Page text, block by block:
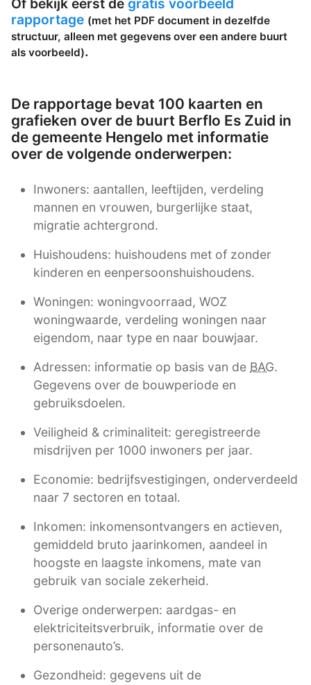
Of bekijk eerst de gratis voorbeeld
rapportage (met het PDF document in dezelfde
structuur, alleen met gegevens over een andere buurt
als voorbeeld).
De rapportage bevat 100 kaarten en
grafieken over de buurt Berflo Es Zuid in
de gemeente Hengelo met informatie
over de volgende onderwerpen:
Inwoners: aantallen, leeftijden, verdeling
mannen en vrouwen, burgerlijke staat,
migratie achtergrond.
Huishoudens: huishoudens met of zonder
kinderen en eenpersoonshuishoudens.
Woningen: woningvoorraad, WOZ
woningwaarde, verdeling woningen naar
eigendom, naar type en naar bouwjaar.
Adressen: informatie op basis van de BAG.
Gegevens over de bouwperiode en
gebruiksdoelen.
Veiligheid & criminaliteit: geregistreerde
misdrijven per 1000 inwoners per jaar.
Economie: bedrijfsvestigingen, onderverdeeld
naar 7 sectoren en totaal.
Inkomen: inkomensontvangers en actieven,
gemiddeld bruto jaarinkomen, aandeel in
hoogste en laagste inkomens, mate van
gebruik van sociale zekerheid.
Overige onderwerpen: aardgas- en
elektriciteitsverbruik, informatie over de
personenauto’s.
Gezondheid: gegevens uit de